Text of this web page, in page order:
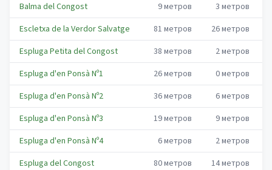
Balma del Congost
9метров 3 метров
Escletxa de la Verdor Salvatge
81 метров 26метров
Espluga Petita del Congost
38 метров 2метров
Espluga d'en Ponsà Nº1
26метров 0метров
Espluga d'en Ponsà Nº2
36метров 6метров
Espluga d'en Ponsà Nº3
19метров 9метров
Espluga d'en Ponsà Nº4
6метров 2метров
Espluga del Congost
80метров 14метров